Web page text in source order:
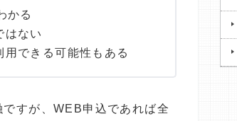
かる
はない
できる可能性もある
すが、WEB申込であれば全